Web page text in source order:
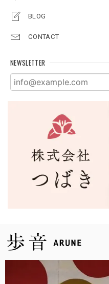
BLOG
CONTACT
NEWSLETTER